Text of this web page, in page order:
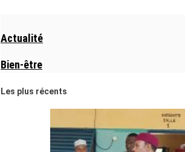
Actualité
Bien-être
Les plus récents